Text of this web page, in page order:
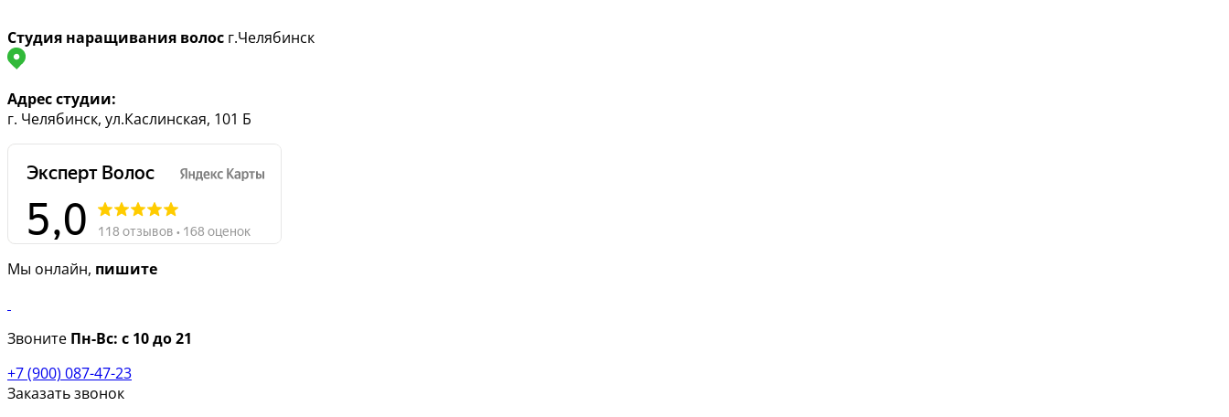
Студия наращивания волос г.Челябинск
Адрес студии:
г. Челябинск, ул.Каслинская, 101 Б
Мы онлайн, пишите
Звоните Пн-Вс: с 10 до 21
+7 (900) 087-47-23
Заказать звонок